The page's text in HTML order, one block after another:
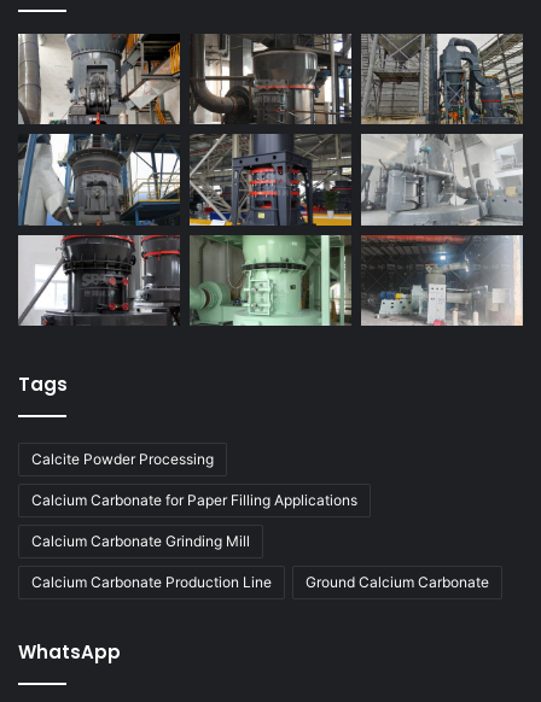
Tags
Calcite Powder Processing
Calcium Carbonate for Paper Filling Applications
Calcium Carbonate Grinding Mill
Calcium Carbonate Production Line Ground Calcium Carbonate
WhatsApp